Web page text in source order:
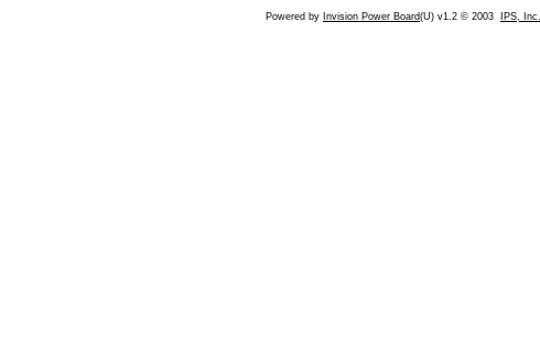
Powered by Invision Power Board(U) v1.2 © 2003 IPS, Inc.